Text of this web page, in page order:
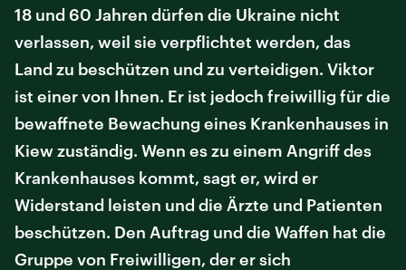
18 und 60 Jahren dürfen die Ukraine nicht
verlassen, weil sie verpflichtet werden, das
Land zu beschützen und zu verteidigen. Viktor
ist einer von Ihnen. Er ist jedoch freiwillig für die
bewaffnete Bewachung eines Krankenhauses in
Kiew zuständig. Wenn es zu einem Angriff des
Krankenhauses kommt, sagt er, wird er
Widerstand leisten und die Ärzte und Patienten
beschützen. Den Auftrag und die Waffen hat die
Gruppe von Freiwilligen, der er sich